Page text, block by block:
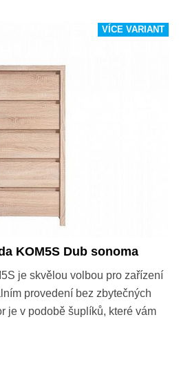
VÍCE VARIANT
KOM5S Dub sonoma
je skvělou volbou pro zařízení
provedení bez zbytečných
je v podobě šuplíků, které vám